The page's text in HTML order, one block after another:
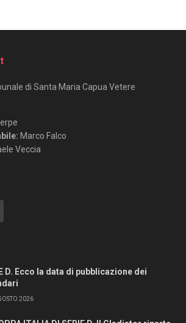
di Santa Maria Capua Vetere
Marco Falco
Veccia
D. Ecco la data di pubblicazione dei
2026